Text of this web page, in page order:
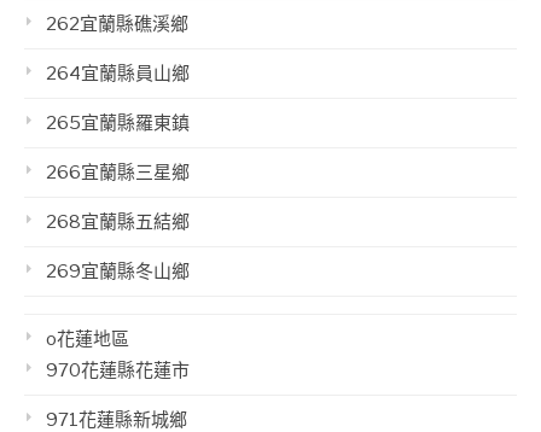
262宜蘭縣礁溪鄉
264宜蘭縣員山鄉
265宜蘭縣羅東鎮
266宜蘭縣三星鄉
268宜蘭縣五結鄉
269宜蘭縣冬山鄉
o花蓮地區
970花蓮縣花蓮市
971花蓮縣新城鄉